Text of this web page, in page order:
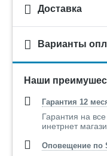
Доставка
Варианты
Наши
Гарантия 12
Гарантия на
инетрнет
Оповещение по